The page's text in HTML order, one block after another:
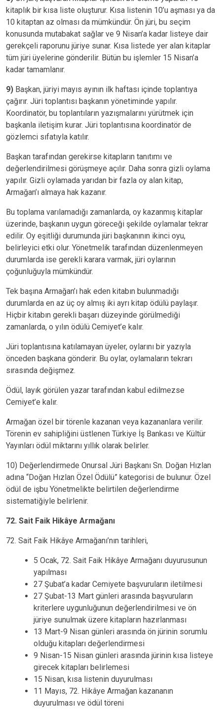
kitaplık bir kısa liste oluşturur. Kısa listenin 10’u aşması ya da
10 kitaptan az olması da mümkündür. Ön jüri, bu seçim
konusunda mutabakat sağlar ve 9 Nisan’a kadar listeye dair
gerekçeli raporunu jüriye sunar. Kısa listede yer alan kitaplar
tüm jüri üyelerine gönderilir. Bütün bu işlemler 15 Nisan’a
kadar tamamlanır.
9) Başkan, jüriyi mayıs ayının ilk haftası içinde toplantıya
çağırır. Jüri toplantısı başkanın yönetiminde yapılır.
Koordinatör, bu toplantıların yazışmalarını yürütmek için
başkanla iletişim kurar. Jüri toplantısına koordinatör de
gözlemci sıfatıyla katılır.
Başkan tarafından gerekirse kitapların tanıtımı ve
değerlendirilmesi görüşmeye açılır. Daha sonra gizli oylama
yapılır. Gizli oylamada yarıdan bir fazla oy alan kitap,
Armağan’ı almaya hak kazanır.
Bu toplama varılamadığı zamanlarda, oy kazanmış kitaplar
üzerinde, başkanın uygun göreceği şekilde oylamalar tekrar
edilir. Oy eşitliği durumunda jüri başkanının ikinci oyu,
belirleyici etki olur. Yönetmelik tarafından düzenlenmeyen
durumlarda ise gerekli karara varmak, jüri oylarının
çoğunluğuyla mümkündür.
Tek başına Armağan’ı hak eden kitabın bulunmadığı
durumlarda en az üç oy almış iki ayrı kitap ödülü paylaşır.
Hiçbir kitabın gerekli başarı düzeyinde görülmediği
zamanlarda, o yılın ödülü Cemiyet’e kalır.
Jüri toplantısına katılamayan üyeler, oylarını bir yazıyla
önceden başkana gönderir. Bu oylar, oylamaların tekrarı
sırasında değişmez.
Ödül, layık görülen yazar tarafından kabul edilmezse
Cemiyet’e kalır.
Armağan özel bir törenle kazanan veya kazananlara verilir.
Törenin ev sahipliğini üstlenen Türkiye İş Bankası ve Kültür
Yayınları ödül miktarını yıllık olarak belirler.
10) Değerlendirmede Onursal Jüri Başkanı Sn. Doğan Hızlan
adına “Doğan Hızlan Özel Ödülü” kategorisi de bulunur. Özel
ödül de işbu Yönetmelikte belirtilen değerlendirme
sistematiğiyle belirlenir.
72. Sait Faik Hikâye Armağanı
72. Sait Faik Hikâye Armağanı’nın tarihleri,
5 Ocak, 72. Sait Faik Hikâye Armağanı duyurusunun
yapılması
27 Şubat’a kadar Cemiyete başvuruların iletilmesi
27 Şubat-13 Mart günleri arasında başvuruların
kriterlere uygunluğunun değerlendirilmesi ve ön
jüriye sunulmak üzere kitapların hazırlanması
13 Mart-9 Nisan günleri arasında ön jürinin sorumlu
olduğu kitapları değerlendirmesi
9 Nisan-15 Nisan günleri arasında jürinin kısa listeye
girecek kitapları belirlemesi
15 Nisan, kısa listenin duyurulması
11 Mayıs, 72. Hikâye Armağan kazananın
duyurulması ve ödül töreni